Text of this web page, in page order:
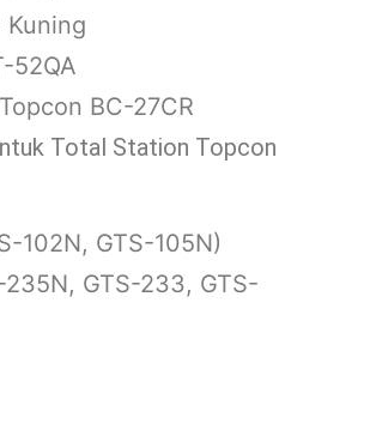
Kuning
52QA
BC-27CR
Total Station Topcon
102N, GTS-105N)
GTS-233, GTS-